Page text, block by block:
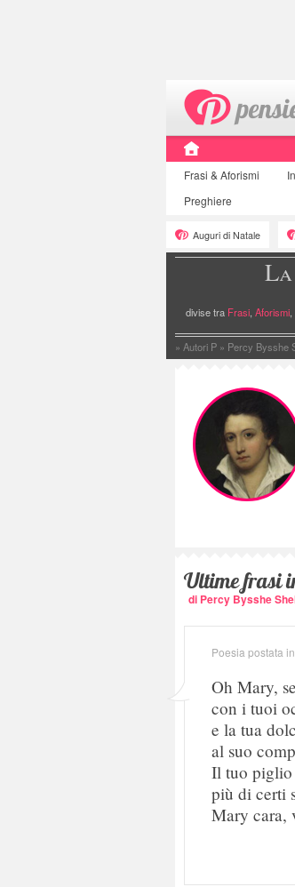
Frasi & Aforismi
Preghiere
Auguri di Natale
divise tra Frasi, Aforismi,
» Autori P » Percy Bysshe
Ultime frasi
di Percy Bysshe
Poesia postata in
Oh Mary,
con i tuoi
e la tua
al suo
Il tuo piglio
più di certi
Mary cara,